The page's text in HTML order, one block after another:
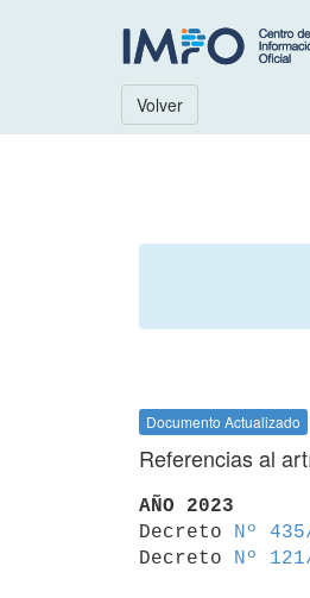
Volver
Documento Actualizado
Referencias al
AÑO 2023
Decreto
Nº
Decreto
Nº